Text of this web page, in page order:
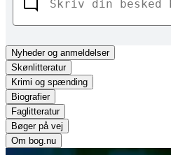
Nyhederog anmeldelser
Skønlitteratur
Krimi og spænding
Biografier
Faglitteratur
Bøger på vej
Om bog.nu